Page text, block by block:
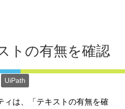
トの有無を確認
UiPath
ィは、「テキストの有無を確